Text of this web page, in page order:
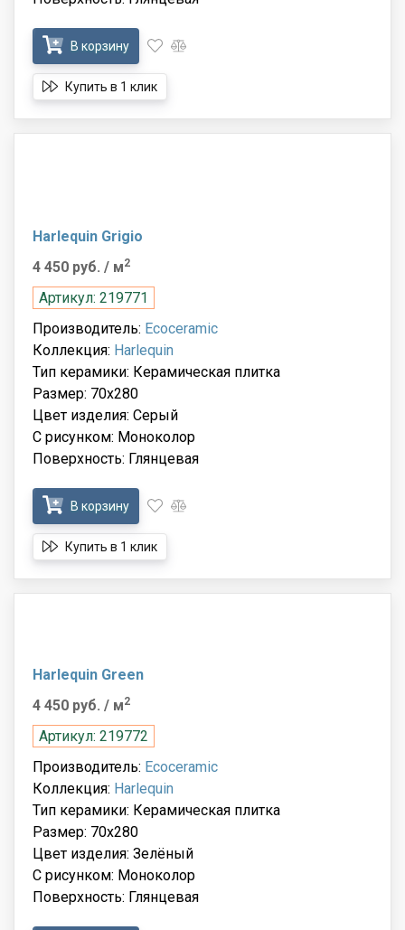
В корзину
Купить в 1 клик
Harlequin Grigio
4 450 руб. / м2
Артикул: 219771
Производитель: Ecoceramic
Коллекция: Harlequin
Тип керамики: Керамическая плитка
Размер: 70x280
Цвет изделия: Серый
С рисунком: Моноколор
Поверхность: Глянцевая
В корзину
Купить в 1 клик
Harlequin Green
4 450 руб. / м2
Артикул: 219772
Производитель: Ecoceramic
Коллекция: Harlequin
Тип керамики: Керамическая плитка
Размер: 70x280
Цвет изделия: Зелёный
С рисунком: Моноколор
Поверхность: Глянцевая